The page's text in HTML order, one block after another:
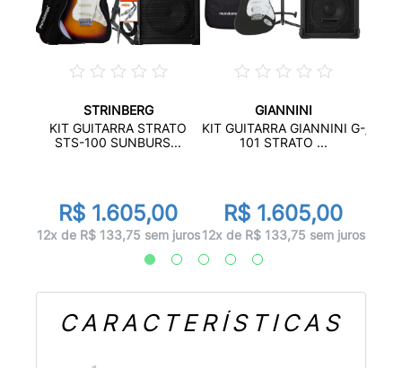
STRINBERG
KIT GUITARRA STRATO
STS-100 SUNBURS...
R$ 1.605,00
12x de R$ 133,75 sem juros
GIANNINI
KIT GUITARRA GIANNINI G-
101 STRATO ...
R$ 1.605,00
12x de R$ 133,75 sem juros
CARACTERÍSTICAS